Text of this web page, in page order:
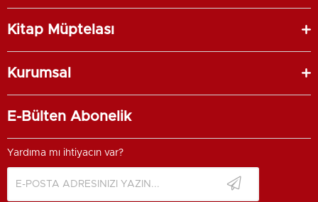
Kitap Müptelası
Kurumsal
E-Bülten Abonelik
Yardıma mı ihtiyacın var?